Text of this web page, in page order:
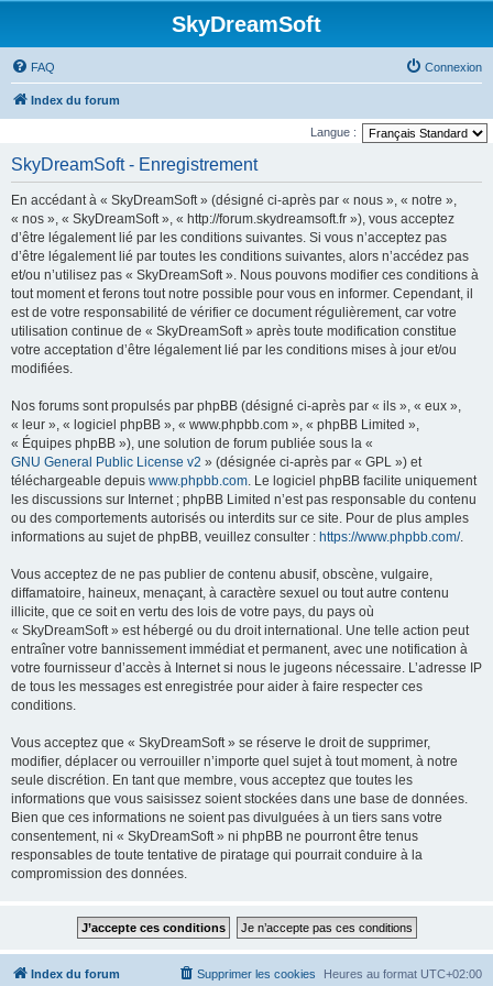
SkyDreamSoft
FAQ Connexion
Index du forum
Langue :
SkyDreamSoft - Enregistrement
En accédant à « SkyDreamSoft » (désigné ci-après par « nous », « notre »,
« nos », « SkyDreamSoft », « http://forum.skydreamsoft.fr »), vous acceptez
d’être légalement lié par les conditions suivantes. Si vous n’acceptez pas
d’être légalement lié par toutes les conditions suivantes, alors n’accédez pas
et/ou n’utilisez pas « SkyDreamSoft ». Nous pouvons modifier ces conditions à
tout moment et ferons tout notre possible pour vous en informer. Cependant, il
est de votre responsabilité de vérifier ce document régulièrement, car votre
utilisation continue de « SkyDreamSoft » après toute modification constitue
votre acceptation d’être légalement lié par les conditions mises à jour et/ou
modifiées.
Nos forums sont propulsés par phpBB (désigné ci-après par « ils », « eux »,
« leur », « logiciel phpBB », « www.phpbb.com », « phpBB Limited »,
« Équipes phpBB »), une solution de forum publiée sous la «
GNU General Public License v2 » (désignée ci-après par « GPL ») et
téléchargeable depuis www.phpbb.com. Le logiciel phpBB facilite uniquement
les discussions sur Internet ; phpBB Limited n’est pas responsable du contenu
ou des comportements autorisés ou interdits sur ce site. Pour de plus amples
informations au sujet de phpBB, veuillez consulter : https://www.phpbb.com/.
Vous acceptez de ne pas publier de contenu abusif, obscène, vulgaire,
diffamatoire, haineux, menaçant, à caractère sexuel ou tout autre contenu
illicite, que ce soit en vertu des lois de votre pays, du pays où
« SkyDreamSoft » est hébergé ou du droit international. Une telle action peut
entraîner votre bannissement immédiat et permanent, avec une notification à
votre fournisseur d’accès à Internet si nous le jugeons nécessaire. L’adresse IP
de tous les messages est enregistrée pour aider à faire respecter ces
conditions.
Vous acceptez que « SkyDreamSoft » se réserve le droit de supprimer,
modifier, déplacer ou verrouiller n’importe quel sujet à tout moment, à notre
seule discrétion. En tant que membre, vous acceptez que toutes les
informations que vous saisissez soient stockées dans une base de données.
Bien que ces informations ne soient pas divulguées à un tiers sans votre
consentement, ni « SkyDreamSoft » ni phpBB ne pourront être tenus
responsables de toute tentative de piratage qui pourrait conduire à la
compromission des données.
Index du forum Heures au format UTC+02:00
Supprimer les cookies